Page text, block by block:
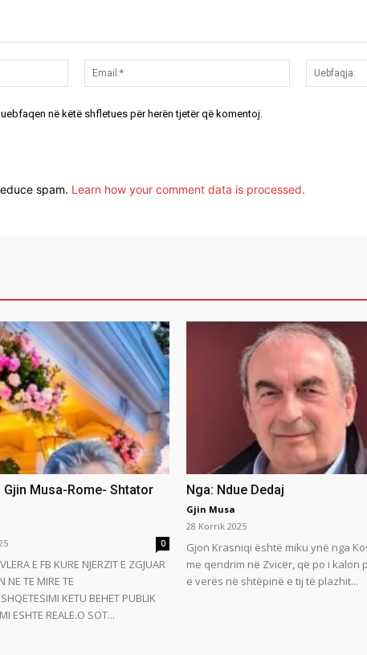
Emri:*
Email:*
në këtë shfletues për herën tjetër që komentoj.
spam. Learn how your comment data is processed.
Gjin Musa-Rome- Shtator
0
E FB KURE NJERZIT E ZGJUAR
NE TE MIRE TE
KETU BEHET PUBLIK
ESHTE REALE.O SOT...
Nga: Ndue Dedaj
Gjin Musa
28 Korrik 2025
Gjon Krasniqi është miku ynë nga
me qendrim në Zvicër, që po i kalon
e verës në shtëpinë e tij të plazhit...